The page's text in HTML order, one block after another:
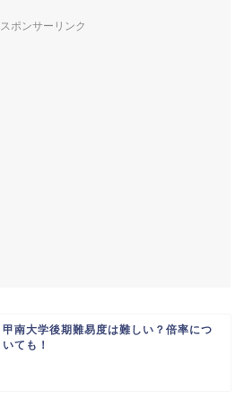
スポンサーリンク
甲南大学後期難易度は難しい？倍率につ
いても！